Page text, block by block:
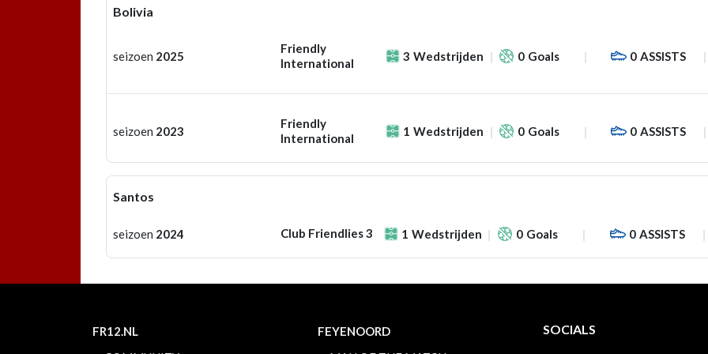
Bolivia
seizoen 2025
Friendly
International
3 Wedstrijden 0 Goals 0 ASSISTS
seizoen 2023
Friendly
International
1 Wedstrijden 0 Goals 0 ASSISTS
Santos
seizoen 2024 Club Friendlies 3 1 Wedstrijden 0 Goals 0 ASSISTS
FR12.NL
FEYENOORD
SOCIALS